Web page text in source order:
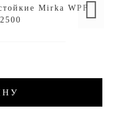
Mirka WPF